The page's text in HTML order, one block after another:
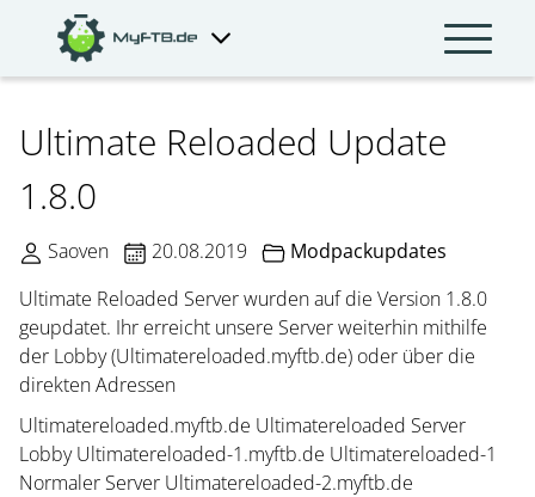
Ultimate Reloaded Update
1.8.0
Saoven 20.08.2019
Modpackupdates
Ultimate Reloaded Server wurden auf die Version 1.8.0
geupdatet. Ihr erreicht unsere Server weiterhin mithilfe
der Lobby (Ultimatereloaded.myftb.de) oder über die
direkten Adressen
Ultimatereloaded.myftb.de Ultimatereloaded Server
Lobby Ultimatereloaded-1.myftb.de Ultimatereloaded-1
Normaler Server Ultimatereloaded-2.myftb.de